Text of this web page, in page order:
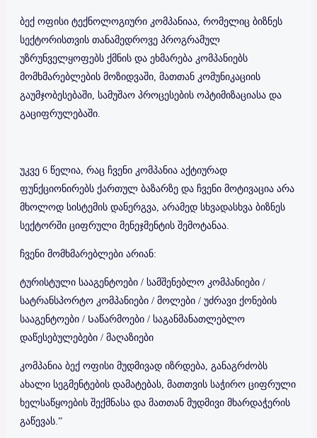
ბექ ოფისი ტექნოლოგიური კომპანიაა, რომელიც ბიზნეს
სექტორისთვის თანამედროვე პროგრამულ
უზრუნველყოფებს ქმნის და ეხმარება კომპანიებს
მომხმარებლების მოზიდვაში, მათთან კომუნიკაციის
გაუმჯობესებაში, სამუშაო პროცესების ოპტიმიზაციასა და
გაციფრულებაში.
უკვე 6 წელია, რაც ჩვენი კომპანია აქტიურად
ფუნქციონირებს ქართულ ბაზარზე და ჩვენი მოტივაცია არა
მხოლოდ სისტემის დანერგვა, არამედ სხვადასხვა ბიზნეს
სექტორში ციფრული მენეჯმენტის შემოტანაა.
ჩვენი მომხმარებლები არიან:
ტურისტული სააგენტოები / სამშენებლო კომპანიები /
სატრანსპორტო კომპანიები / მოლები / უძრავი ქონების
სააგენტოები / Საწარმოები / საგანმანათლებლო
დაწესებულებები / მაღაზიები
კომპანია ბექ ოფისი მუდმივად იზრდება, განაგრძობს
ახალი სეგმენტების დამატებას, მათთვის საჭირო ციფრული
ხელსაწყოების შექმნასა და მათთან მუდმივი მხარდაჭერის
გაწევას.”